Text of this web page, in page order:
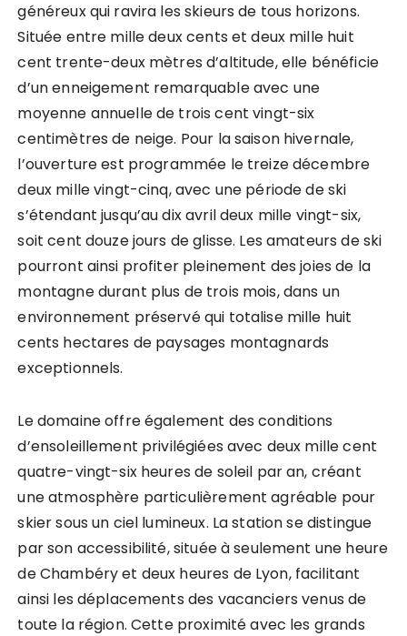
généreux qui ravira les skieurs de tous horizons.
Située entre mille deux cents et deux mille huit
cent trente-deux mètres d’altitude, elle bénéficie
d’un enneigement remarquable avec une
moyenne annuelle de trois cent vingt-six
centimètres de neige. Pour la saison hivernale,
l’ouverture est programmée le treize décembre
deux mille vingt-cinq, avec une période de ski
s’étendant jusqu’au dix avril deux mille vingt-six,
soit cent douze jours de glisse. Les amateurs de ski
pourront ainsi profiter pleinement des joies de la
montagne durant plus de trois mois, dans un
environnement préservé qui totalise mille huit
cents hectares de paysages montagnards
exceptionnels.
Le domaine offre également des conditions
d’ensoleillement privilégiées avec deux mille cent
quatre-vingt-six heures de soleil par an, créant
une atmosphère particulièrement agréable pour
skier sous un ciel lumineux. La station se distingue
par son accessibilité, située à seulement une heure
de Chambéry et deux heures de Lyon, facilitant
ainsi les déplacements des vacanciers venus de
toute la région. Cette proximité avec les grands